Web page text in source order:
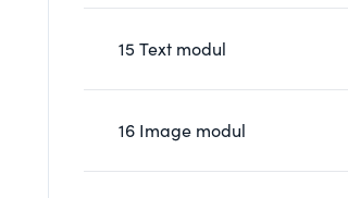
15 Text modul
16 Image modul